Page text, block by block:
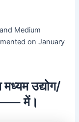
Medium
on January
उद्योग/
में।